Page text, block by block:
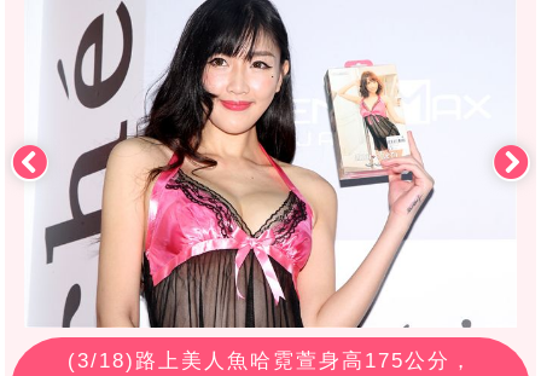
(3/18)路上美人魚哈霓萱身高175公分，